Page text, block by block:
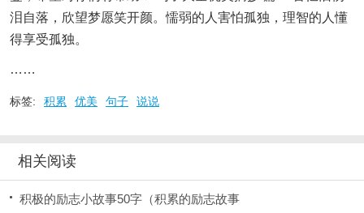
泪自落，欣望梦愿笑开颜。懦弱的人害怕孤独，理智的人懂
得享受孤独。
……
标签: 积累 优美 句子 说说
相关阅读
积极的励志小故事50字（积累的励志故事